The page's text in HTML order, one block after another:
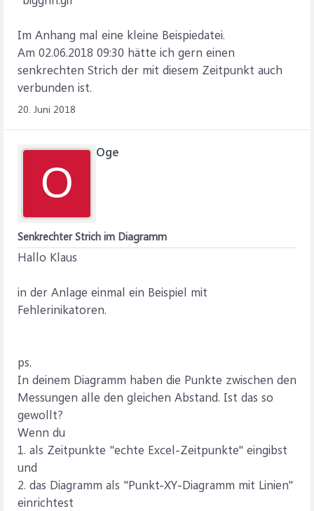
Im Anhang mal eine kleine Beispiedatei.
Am 02.06.2018 09:30 hätte ich gern einen
senkrechten Strich der mit diesem Zeitpunkt auch
verbunden ist.
20. Juni 2018
O
Oge
Senkrechter Strich im Diagramm
Hallo Klaus
in der Anlage einmal ein Beispiel mit
Fehlerinikatoren.
ps.
In deinem Diagramm haben die Punkte zwischen den
Messungen alle den gleichen Abstand. Ist das so
gewollt?
Wenn du
1. als Zeitpunkte "echte Excel-Zeitpunkte" eingibst
und
2. das Diagramm als "Punkt-XY-Diagramm mit Linien"
einrichtest